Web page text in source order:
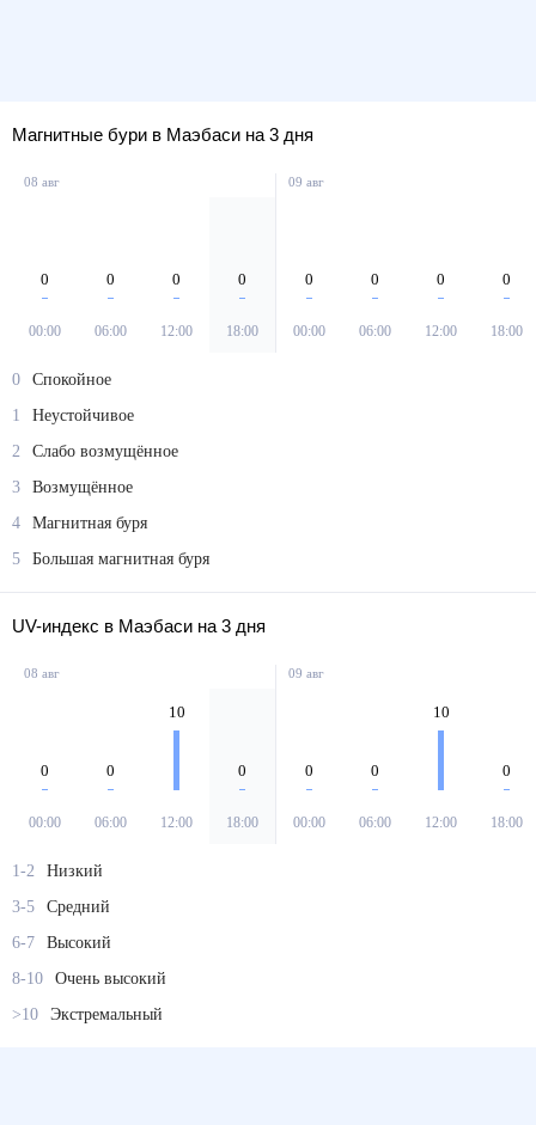
Магнитные бури в Маэбаси на 3 дня
08 авг
0
00:00
0
06:00
0
12:00
0
18:00
09 авг
0
00:00
0
06:00
0
12:00
0
18:00
0
Спокойное
1
Неустойчивое
2
Слабо возмущённое
3
Возмущённое
4
Магнитная буря
5
Большая магнитная буря
UV-индекс в Маэбаси на 3 дня
08 авг
0
00:00
0
06:00
10
12:00
0
18:00
09 авг
0
00:00
0
06:00
10
12:00
0
18:00
1-2
Низкий
3-5
Средний
6-7
Высокий
8-10
Очень высокий
>10
Экстремальный